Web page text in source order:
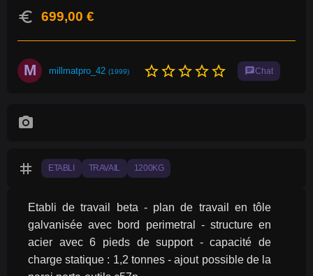
euro 699,00 €
M millmatpro_42 (1999) star_borderstar_borderstar_borderstar_borderstar_border chatChat
photo_camera
tag ETABLI TRAVAIL 1200KG
Etabli de travail beta - plan de travail en tôle
galvanisée avec bord perimetral - structure en
acier avec 6 pieds de support - capacité de
charge statique : 1,2 tonnes - ajout possible de la